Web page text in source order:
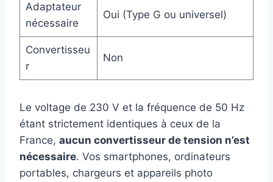
Adaptateur
nécessaire
Oui (Type G ou universel)
Convertisseu
r
Non
Le voltage de 230 V et la fréquence de 50 Hz
étant strictement identiques à ceux de la
France, aucun convertisseur de tension n’est
nécessaire. Vos smartphones, ordinateurs
portables, chargeurs et appareils photo